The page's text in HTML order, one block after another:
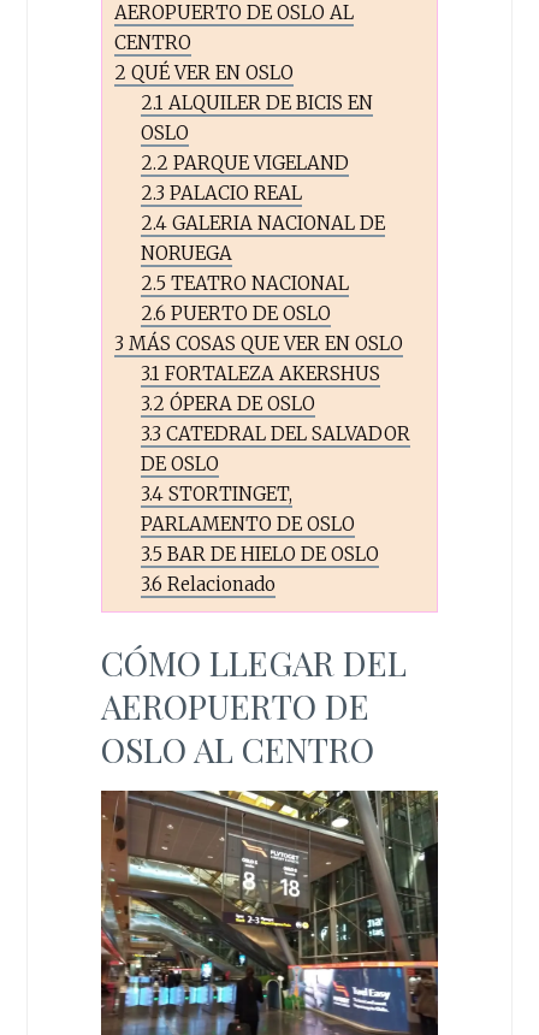
AEROPUERTO DE OSLO AL
CENTRO
2 QUÉ VER EN OSLO
2.1 ALQUILER DE BICIS EN
OSLO
2.2 PARQUE VIGELAND
2.3 PALACIO REAL
2.4 GALERIA NACIONAL DE
NORUEGA
2.5 TEATRO NACIONAL
2.6 PUERTO DE OSLO
3 MÁS COSAS QUE VER EN OSLO
3.1 FORTALEZA AKERSHUS
3.2 ÓPERA DE OSLO
3.3 CATEDRAL DEL SALVADOR
DE OSLO
3.4 STORTINGET,
PARLAMENTO DE OSLO
3.5 BAR DE HIELO DE OSLO
3.6 Relacionado
CÓMO LLEGAR DEL
AEROPUERTO DE
OSLO AL CENTRO